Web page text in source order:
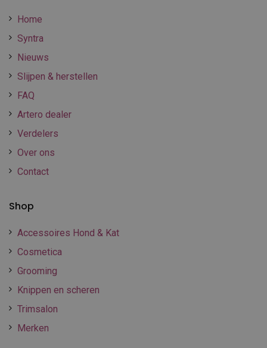
Home
Syntra
Nieuws
Slijpen & herstellen
FAQ
Artero dealer
Verdelers
Over ons
Contact
Shop
Accessoires Hond & Kat
Cosmetica
Grooming
Knippen en scheren
Trimsalon
Merken